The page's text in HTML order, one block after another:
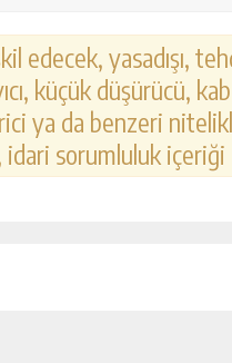
edecek, yasadışı,
küçük düşürücü,
ya da benzeri
sorumluluk